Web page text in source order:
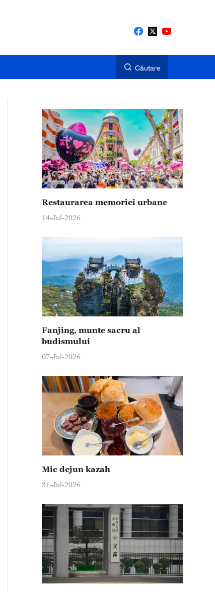
Căutare
Restaurarea memoriei urbane
14-Jul-2026
Fanjing, munte sacru al
budismului
07-Jul-2026
Mic dejun kazah
31-Jul-2026